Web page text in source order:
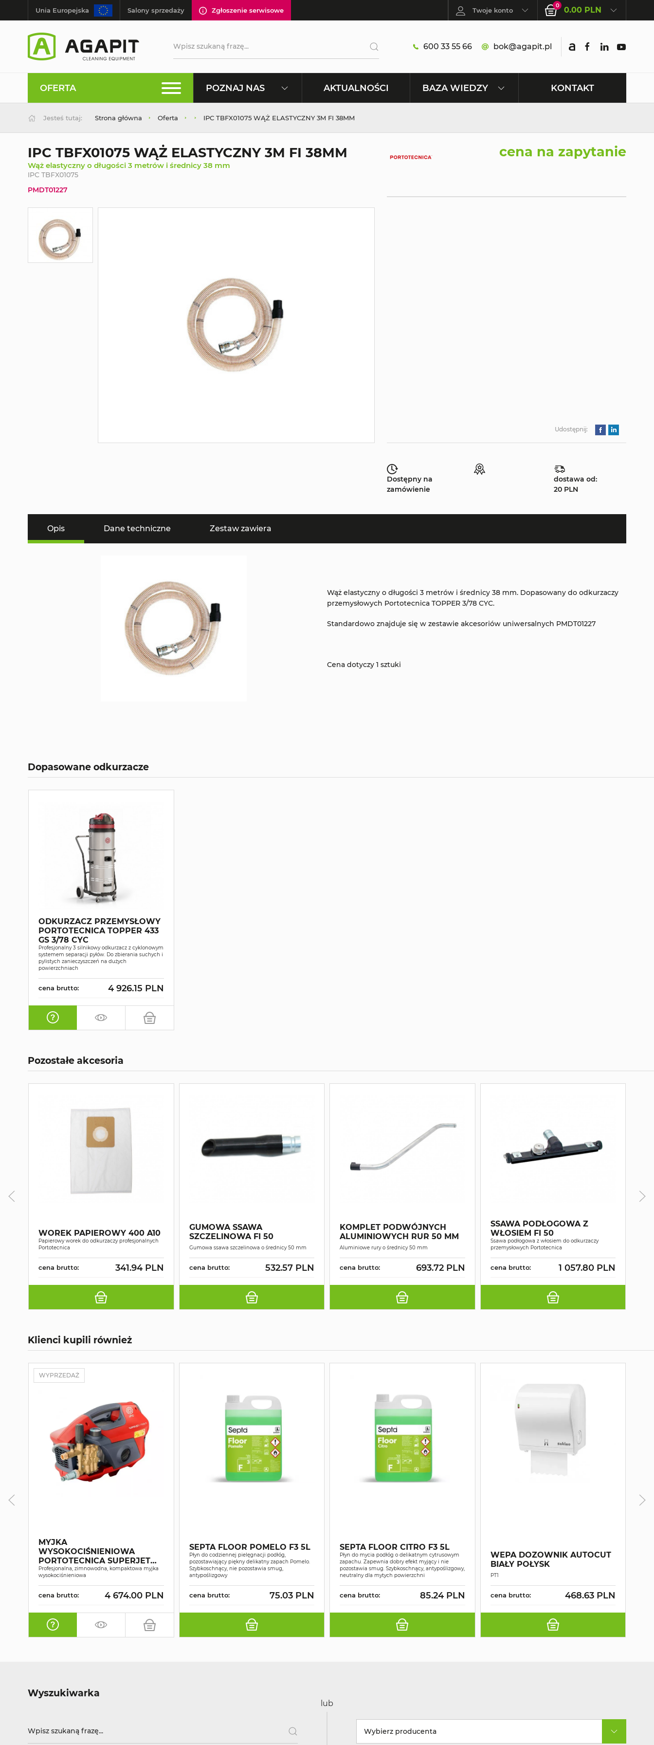
Unia Europejska Salony sprzedaży Zgłoszenie serwisowe Twoje konto
0 0.00 PLN
600 33 55 66 bok@agapit.pl
OFERTA POZNAJ NAS AKTUALNOŚCI BAZA WIEDZY KONTAKT
Jesteś tutaj: Strona główna Oferta IPC TBFX01075 WĄŻ ELASTYCZNY 3M FI 38MM
IPC TBFX01075 WĄŻ ELASTYCZNY 3M FI 38MM
Wąż elastyczny o długości 3 metrów i średnicy 38 mm
IPC TBFX01075
PMDT01227
cena na zapytanie
Udostępnij:
Dostępny na
zamówienie
dostawa od:
20 PLN
Opis Dane techniczne Zestaw zawiera
Wąż elastyczny o długości 3 metrów i średnicy 38 mm. Dopasowany do odkurzaczy
przemysłowych Portotecnica TOPPER 3/78 CYC.
Standardowo znajduje się w zestawie akcesoriów uniwersalnych PMDT01227
Cena dotyczy 1 sztuki
Dopasowane odkurzacze
ODKURZACZ PRZEMYSŁOWY
PORTOTECNICA TOPPER 433
GS 3/78 CYC
Profesjonalny 3 silnikowy odkurzacz z cyklonowym
systemem separacji pyłów. Do zbierania suchych i
pylistych zanieczyszczeń na dużych
powierzchniach
cena brutto: 4 926.15 PLN
Pozostałe akcesoria
WOREK PAPIEROWY 400 A10
Papierowy worek do odkurzaczy profesjonalnych
Portotecnica
cena brutto: 341.94 PLN
GUMOWA SSAWA
SZCZELINOWA FI 50
Gumowa ssawa szczelinowa o średnicy 50 mm
cena brutto: 532.57 PLN
KOMPLET PODWÓJNYCH
ALUMINIOWYCH RUR 50 MM
Aluminiowe rury o średnicy 50 mm
cena brutto: 693.72 PLN
SSAWA PODŁOGOWA Z
WŁOSIEM FI 50
Ssawa podłogowa z włosiem do odkurzaczy
przemysłowych Portotecnica
cena brutto: 1 057.80 PLN
Klienci kupili również
WYPRZEDAŻ
MYJKA
WYSOKOCIŚNIENIOWA
PORTOTECNICA SUPERJET
1609P
Profesjonalna, zimnowodna, kompaktowa myjka
wysokociśnieniowa
cena brutto: 4 674.00 PLN
SEPTA FLOOR POMELO F3 5L
Płyn do codziennej pielęgnacji podłóg,
pozostawiający piękny delikatny zapach Pomelo.
Szybkoschnący, nie pozostawia smug,
antypoślizgowy
cena brutto: 75.03 PLN
SEPTA FLOOR CITRO F3 5L
Płyn do mycia podłóg o delikatnym cytrusowym
zapachu. Zapewnia dobry efekt myjący i nie
pozostawia smug. Szybkoschnący, antypoślizgowy,
neutralny dla mytych powierzchni
cena brutto: 85.24 PLN
WEPA DOZOWNIK AUTOCUT
BIAŁY POŁYSK
PT1
cena brutto: 468.63 PLN
Wyszukiwarka
lub
Wybierz producenta